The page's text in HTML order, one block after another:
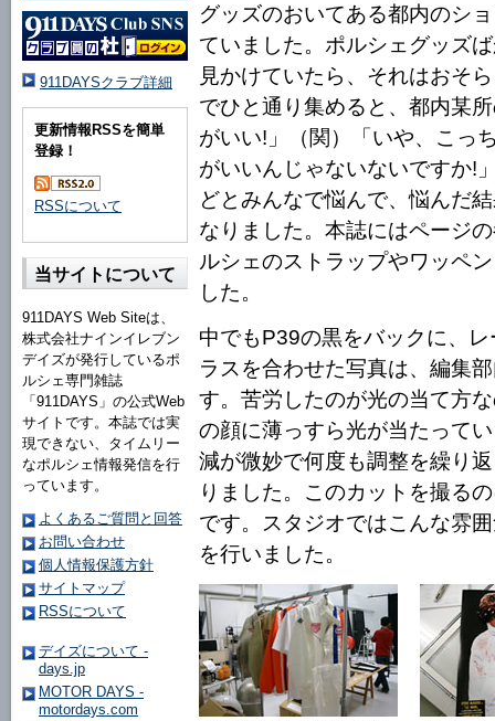
グッズのおいてある都内のシ
ていました。ポルシェグッズ
見かけていたら、それはおそ
でひと通り集めると、都内某
がいい!」（関）「いや、こっ
がいいんじゃないないですか!
どとみんなで悩んで、悩んだ
なりました。本誌にはページ
ルシェのストラップやワッペ
した。
中でもP39の黒をバックに、
ラスを合わせた写真は、編集
す。苦労したのが光の当て方
の顔に薄っすら光が当たって
減が微妙で何度も調整を繰り
りました。このカットを撮る
です。スタジオではこんな雰
を行いました。
911DAYSクラブ詳細
更新情報RSSを簡単
登録！
RSSについて
当サイトについて
911DAYS Web Siteは、
株式会社ナインイレブン
デイズが発行しているポ
ルシェ専門雑誌
「911DAYS」の公式Web
サイトです。本誌では実
現できない、タイムリー
なポルシェ情報発信を行
っています。
よくあるご質問と回答
お問い合わせ
個人情報保護方針
サイトマップ
RSSについて
デイズについて -
days.jp
MOTOR DAYS -
motordays.com